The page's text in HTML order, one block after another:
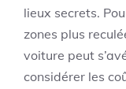
lieux secrets.
zones plus
voiture peut
considérer les